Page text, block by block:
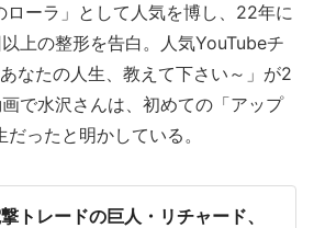
ーラ」として人気を博し、22年に
上の整形を告白。人気YouTubeチ
なたの人生、教えて下さい～」が2
で水沢さんは、初めての「アップ
ったと明かしている。
トレードの巨人・リチャード、